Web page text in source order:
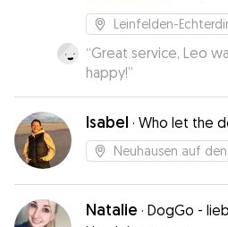
Leinfelden-
“Great service, Leo
happy!”
Isabel · Who let the
Neuhausen auf den
Natalie · DogGo -